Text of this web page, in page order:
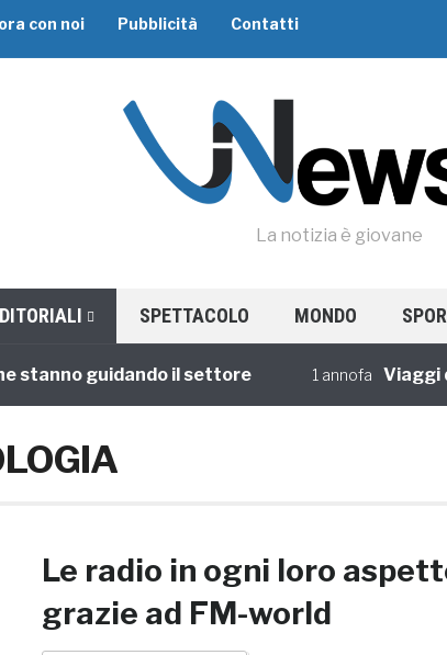
con noi Pubblicità Contatti
La notizia è giovane
SPETTACOLO MONDO
guidando il settore 1 annofa Viaggi di
Le radio in ogni loro
grazie ad FM-world